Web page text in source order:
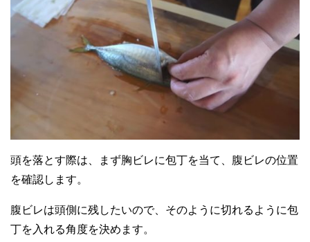
頭を落とす際は、まず胸ビレに包丁を当て、腹ビレの位置
を確認します。
腹ビレは頭側に残したいので、そのように切れるように包
丁を入れる角度を決めます。